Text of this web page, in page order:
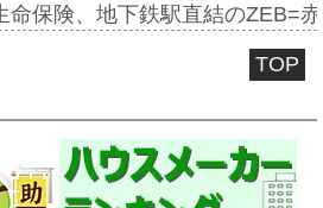
命保険、地下鉄駅直結のZEB=
TOP